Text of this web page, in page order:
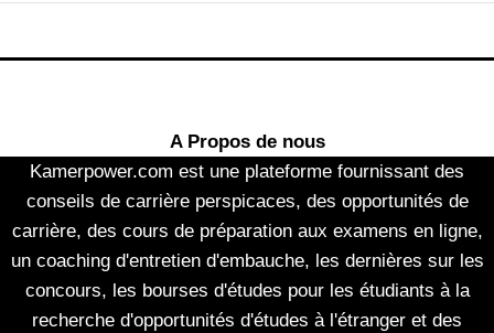
A Propos de nous
Kamerpower.com est une plateforme fournissant des
conseils de carrière perspicaces, des opportunités de
carrière, des cours de préparation aux examens en ligne,
un coaching d'entretien d'embauche, les dernières sur les
concours, les bourses d'études pour les étudiants à la
recherche d'opportunités d'études à l'étranger et des